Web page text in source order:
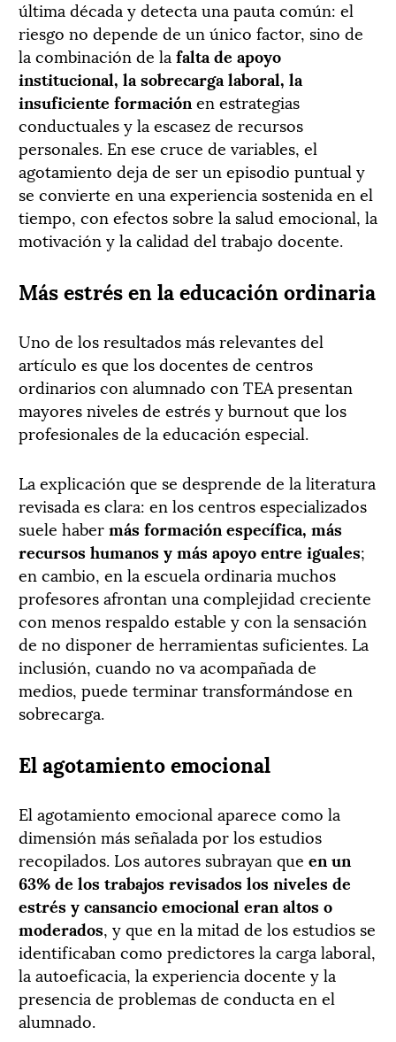
última década y detecta una pauta común: el
riesgo no depende de un único factor, sino de
la combinación de la falta de apoyo
institucional, la sobrecarga laboral, la
insuficiente formación en estrategias
conductuales y la escasez de recursos
personales. En ese cruce de variables, el
agotamiento deja de ser un episodio puntual y
se convierte en una experiencia sostenida en el
tiempo, con efectos sobre la salud emocional, la
motivación y la calidad del trabajo docente.
Más estrés en la educación ordinaria
Uno de los resultados más relevantes del
artículo es que los docentes de centros
ordinarios con alumnado con TEA presentan
mayores niveles de estrés y burnout que los
profesionales de la educación especial.
La explicación que se desprende de la literatura
revisada es clara: en los centros especializados
suele habermás formación específica, más
recursos humanos y más apoyo entre iguales;
en cambio, en la escuela ordinaria muchos
profesores afrontan una complejidad creciente
con menos respaldo estable y con la sensación
de no disponer de herramientas suficientes. La
inclusión, cuando no va acompañada de
medios, puede terminar transformándose en
sobrecarga.
El agotamiento emocional
El agotamiento emocional aparece como la
dimensión más señalada por los estudios
recopilados. Los autores subrayan que en un
63% de los trabajos revisados los niveles de
estrés y cansancio emocional eran altos o
moderados, y que en la mitad de los estudios se
identificaban como predictores la carga laboral,
la autoeficacia, la experiencia docente y la
presencia de problemas de conducta en el
alumnado.